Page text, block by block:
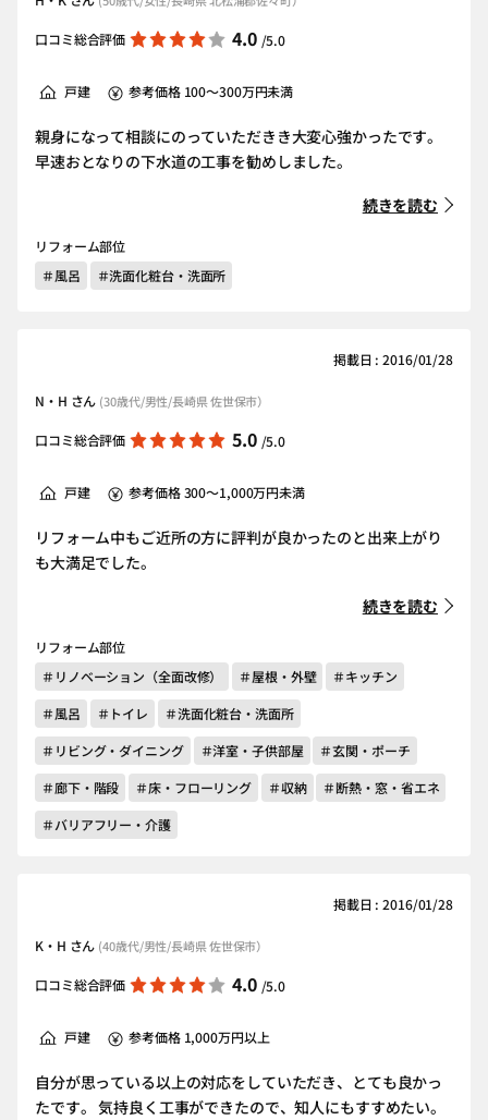
口コミ総合評価 4.0 /5.0
戸建 参考価格 100～300万円未満
親身になって相談にのっていただきき大変心強かったです。
早速おとなりの下水道の工事を勧めしました。
続きを読む
リフォーム部位
＃風呂
＃洗面化粧台・洗面所
掲載日 : 2016/01/28
N・H さん (30歳代/男性/長崎県 佐世保市）
口コミ総合評価 5.0 /5.0
戸建 参考価格 300～1,000万円未満
リフォーム中もご近所の方に評判が良かったのと出来上がり
も大満足でした。
続きを読む
リフォーム部位
＃リノベーション（全面改修）
＃屋根・外壁
＃キッチン
＃風呂
＃トイレ
＃洗面化粧台・洗面所
＃リビング・ダイニング
＃洋室・子供部屋
＃玄関・ポーチ
＃廊下・階段
＃床・フローリング ＃収納
＃断熱・窓・省エネ
＃バリアフリー・介護
掲載日 : 2016/01/28
K・H さん (40歳代/男性/長崎県 佐世保市）
口コミ総合評価 4.0 /5.0
戸建 参考価格 1,000万円以上
自分が思っている以上の対応をしていただき、とても良かっ
たです。 気持良く工事ができたので、知人にもすすめたい。